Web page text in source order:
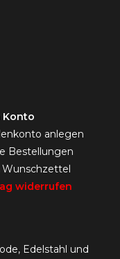
Konto
anlegen
Bestellungen
Wunschzettel
widerrufen
Edelstahl und